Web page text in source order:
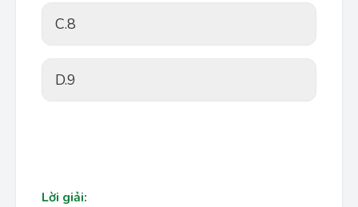
C.8
D.9
Lời giải: